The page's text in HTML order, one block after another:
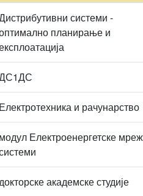
системи -
планирање и
Електротехника и рачунарство
модул Електроенергетске
академске студије